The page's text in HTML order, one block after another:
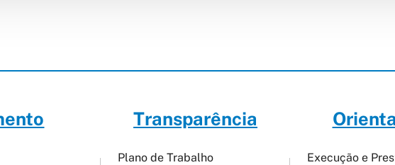
Transparência
Plano de Trabalho
Execução e